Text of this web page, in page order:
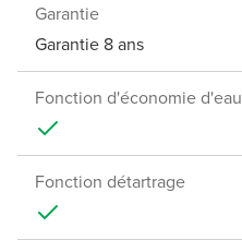
Garantie
Garantie 8 ans
Fonction d'économie d'eau
Fonction détartrage